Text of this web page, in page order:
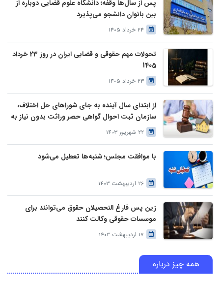
پس از سال‌ها وقفه؛ دانشگاه علوم قضایی دوباره از
بین بانوان دانشجو می‌پذیرد
24 خرداد 1405
تحولات مهم حقوقی و قضایی ایران در روز 23 خرداد
1405
23 خرداد 1405
از ابتدای سال آینده به جای شوراهای حل اختلاف،
سازمان ثبت احوال گواهی حصر وراثت بدون نیاز به
درخواست وراث صادر خواهد کرد
22 شهریور 1403
با موافقت مجلس؛ شنبه‌ها تعطیل می‌شود
26 اردیبهشت 1403
زین پس فارغ التحصیلان حقوق می‌توانند برای
موسسات حقوقی وکالت کنند
17 اردیبهشت 1403
همه چیز درباره